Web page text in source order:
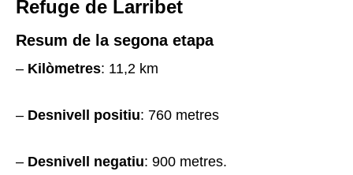
Refuge de Larribet
Resum de la segona etapa
– Kilòmetres: 11,2 km
– Desnivell positiu: 760 metres
– Desnivell negatiu: 900 metres.